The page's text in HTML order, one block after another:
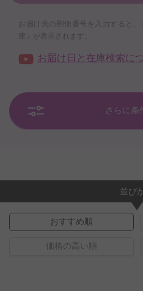
お届け先の郵便番号を入力すると
庫」が表示されます。
お届け日と在庫検索に
さらに条
並び
おすすめ順
価格の高い順